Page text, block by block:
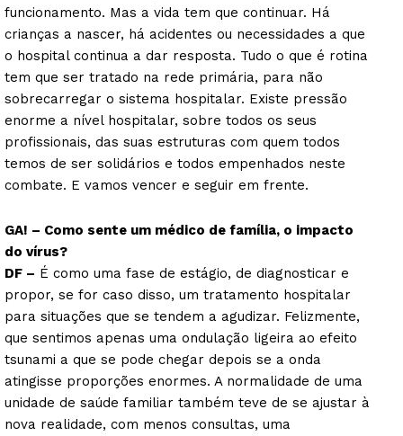
Guimarães, agora!
SUBSCREVA JÁ!
funcionamento. Mas a vida tem que continuar. Há
crianças a nascer, há acidentes ou necessidades a que
o hospital continua a dar resposta. Tudo o que é rotina
tem que ser tratado na rede primária, para não
sobrecarregar o sistema hospitalar. Existe pressão
enorme a nível hospitalar, sobre todos os seus
profissionais, das suas estruturas com quem todos
temos de ser solidários e todos empenhados neste
combate. E vamos vencer e seguir em frente.
GA! – Como sente um médico de família, o impacto
do vírus?
DF – É como uma fase de estágio, de diagnosticar e
propor, se for caso disso, um tratamento hospitalar
para situações que se tendem a agudizar. Felizmente,
que sentimos apenas uma ondulação ligeira ao efeito
tsunami a que se pode chegar depois se a onda
atingisse proporções enormes. A normalidade de uma
unidade de saúde familiar também teve de se ajustar à
nova realidade, com menos consultas, uma